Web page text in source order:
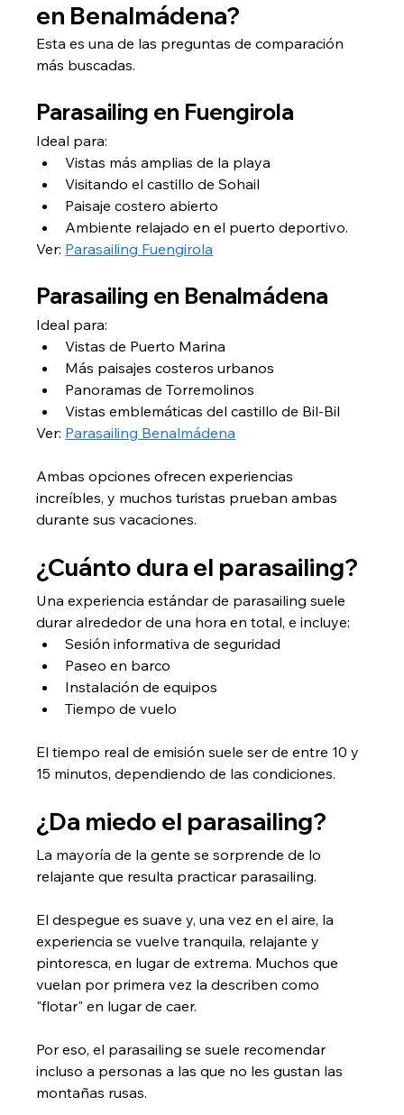
en Benalmádena?
Esta es una de las preguntas de comparación
más buscadas.
Parasailing en Fuengirola
Ideal para:
Vistas más amplias de la playa
Visitando el castillo de Sohail
Paisaje costero abierto
Ambiente relajado en el puerto deportivo.
Ver: Parasailing Fuengirola
Parasailing en Benalmádena
Ideal para:
Vistas de Puerto Marina
Más paisajes costeros urbanos
Panoramas de Torremolinos
Vistas emblemáticas del castillo de Bil-Bil
Ver: Parasailing Benalmádena
Ambas opciones ofrecen experiencias
increíbles, y muchos turistas prueban ambas
durante sus vacaciones.
¿Cuánto dura el parasailing?
Una experiencia estándar de parasailing suele
durar alrededor de una hora en total, e incluye:
Sesión informativa de seguridad
Paseo en barco
Instalación de equipos
Tiempo de vuelo
El tiempo real de emisión suele ser de entre 10 y
15 minutos, dependiendo de las condiciones.
¿Da miedo el parasailing?
La mayoría de la gente se sorprende de lo
relajante que resulta practicar parasailing.
El despegue es suave y, una vez en el aire, la
experiencia se vuelve tranquila, relajante y
pintoresca, en lugar de extrema. Muchos que
vuelan por primera vez la describen como
"flotar" en lugar de caer.
Por eso, el parasailing se suele recomendar
incluso a personas a las que no les gustan las
montañas rusas.